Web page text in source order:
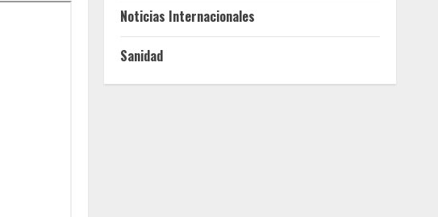
Noticias Internacionales
Sanidad